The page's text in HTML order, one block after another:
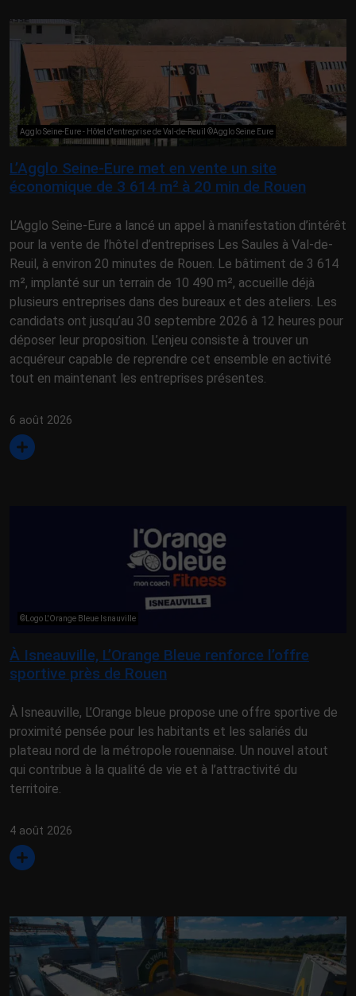
Agglo Seine-Eure - Hôtel d'entreprise de Val-de-Reuil ©Agglo Seine Eure
L’Agglo Seine-Eure met en vente un site
économique de 3 614 m² à 20 min de Rouen
L’Agglo Seine-Eure a lancé un appel à manifestation d’intérêt
pour la vente de l’hôtel d’entreprises Les Saules à Val-de-
Reuil, à environ 20 minutes de Rouen. Le bâtiment de 3 614
m², implanté sur un terrain de 10 490 m², accueille déjà
plusieurs entreprises dans des bureaux et des ateliers. Les
candidats ont jusqu’au 30 septembre 2026 à 12 heures pour
déposer leur proposition. L’enjeu consiste à trouver un
acquéreur capable de reprendre cet ensemble en activité
tout en maintenant les entreprises présentes.
6 août 2026
©Logo L'Orange Bleue Isnauville
À Isneauville, L’Orange Bleue renforce l’offre
sportive près de Rouen
À Isneauville, L’Orange bleue propose une offre sportive de
proximité pensée pour les habitants et les salariés du
plateau nord de la métropole rouennaise. Un nouvel atout
qui contribue à la qualité de vie et à l’attractivité du
territoire.
4 août 2026